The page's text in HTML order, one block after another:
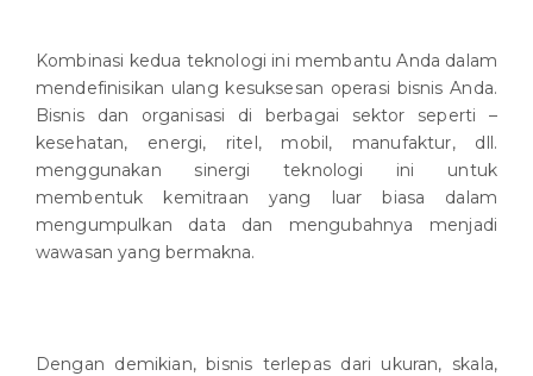
Kombinasi kedua teknologi ini membantu Anda dalam
mendefinisikan ulang kesuksesan operasi bisnis Anda.
Bisnis dan organisasi di berbagai sektor seperti –
kesehatan, energi, ritel, mobil, manufaktur, dll.
menggunakan sinergi teknologi ini untuk
membentuk kemitraan yang luar biasa dalam
mengumpulkan data dan mengubahnya menjadi
wawasan yang bermakna.
Dengan demikian, bisnis terlepas dari ukuran, skala,